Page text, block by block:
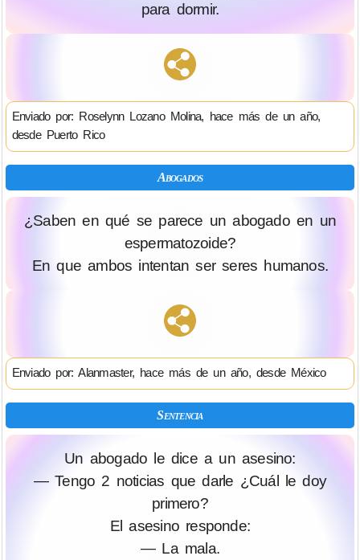
para dormir.
Enviado por: Roselynn Lozano Molina, hace más de un año,
desde Puerto Rico
Abogados
¿Saben en qué se parece un abogado en un
espermatozoide?
En que ambos intentan ser seres humanos.
Enviado por: Alanmaster, hace más de un año, desde México
Sentencia
Un abogado le dice a un asesino:
— Tengo 2 noticias que darle ¿Cuál le doy
primero?
El asesino responde:
— La mala.